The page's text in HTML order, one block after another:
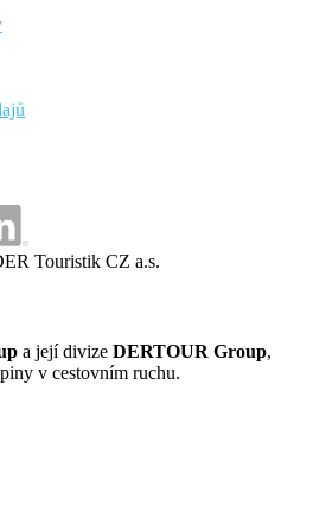
klubu
pláže
Touristik CZ a.s.
a její divize DERTOUR Group,
v cestovním ruchu.